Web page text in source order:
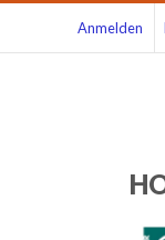
Anmelden